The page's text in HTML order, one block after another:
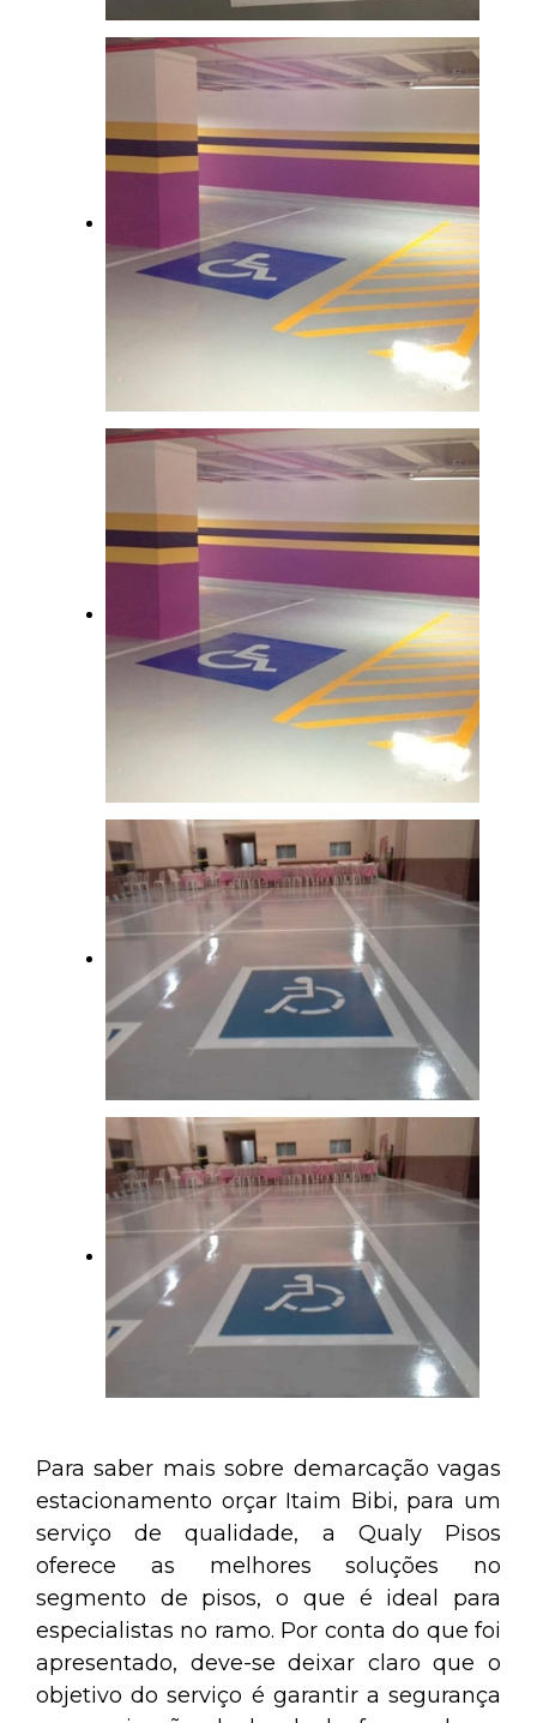
Para saber mais sobre demarcação vagas
estacionamento orçar Itaim Bibi, para um
serviço de qualidade, a Qualy Pisos
oferece as melhores soluções no
segmento de pisos, o que é ideal para
especialistas no ramo. Por conta do que foi
apresentado, deve-se deixar claro que o
objetivo do serviço é garantir a segurança